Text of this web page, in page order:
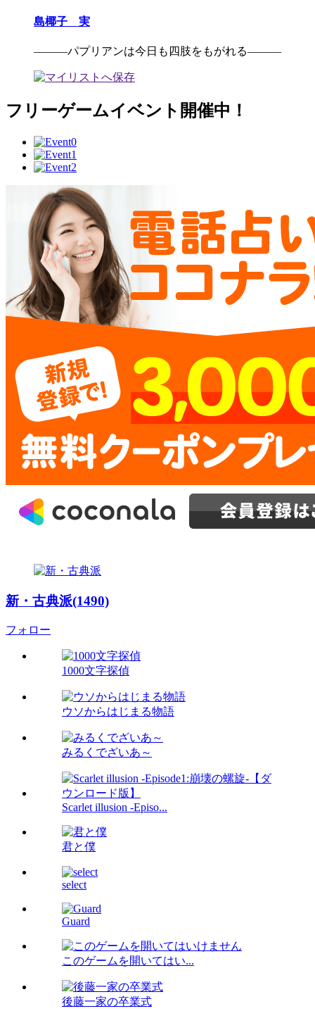
島椰子 実
―――パプリアンは今日も四肢をもがれる―――
フリーゲームイベント開催中！
新・古典派(1490)
フォロー
1000文字探偵
ウソからはじまる物語
みるくでざいあ～
Scarlet illusion -Episo...
君と僕
select
Guard
このゲームを開いてはい...
後藤一家の卒業式